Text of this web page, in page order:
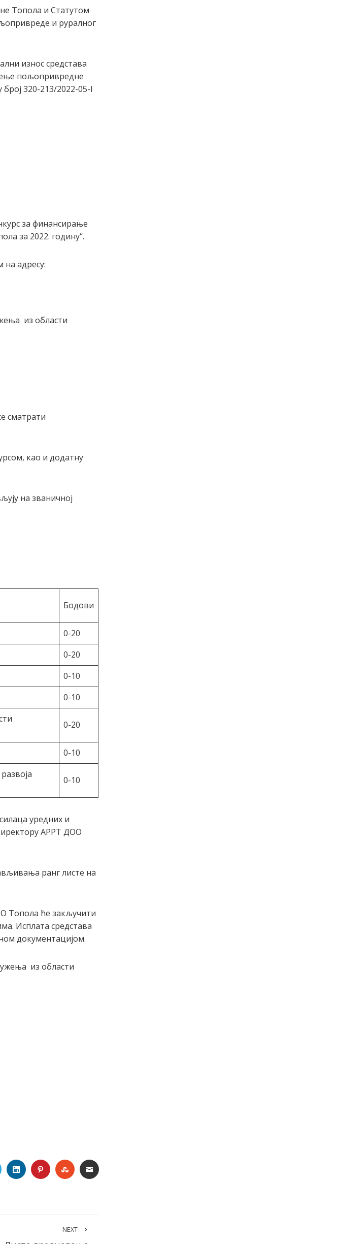
Топола и Статутом
и руралног
износ средстава
пољопривредне
320-213/2022-05-I
за финансирање
за 2022. годину“.
адресу:
из области
сматрати
као и додатну
на званичној
Бодови
0-20
0-20
0-10
0-10
0-20
0-10
0-10
уредних и
АРРТ ДОО
ранг листе на
Топола ће закључити
Исплата средстава
документацијом.
из области
TWITTERLINKEDINPINTERESTSTUMBLEUPON
EMAIL
NEXT